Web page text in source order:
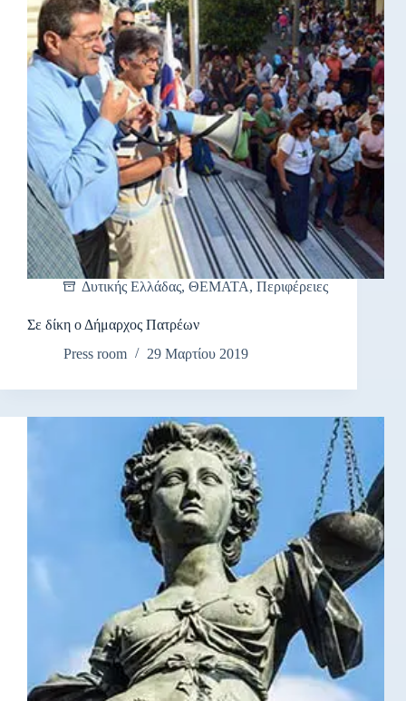
Δυτικής Ελλάδας, ΘΕΜΑΤΑ, Περιφέρειες
Σε δίκη ο Δήμαρχος Πατρέων
Press room
29 Μαρτίου 2019